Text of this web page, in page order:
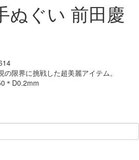
ぬぐい 前田慶
限界に挑戦した超美麗アイテム。
＊D0.2mm